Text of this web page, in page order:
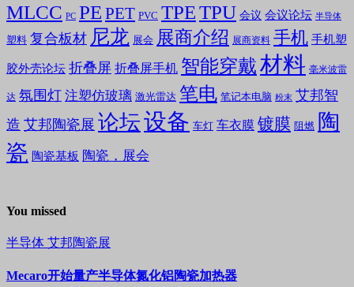
MLCC PC PE PET PVC TPETPU 会议 会议论坛 半导体
塑料 复合板材 尼龙 展会 展商介绍 展商资料 手机 手机塑
胶外壳论坛 折叠屏 折叠屏手机 智能穿戴材料 毫米波雷
达 氛围灯 注塑仿玻璃 激光雷达 笔电 笔记本电脑 粉末 艾邦智
造 艾邦陶瓷展 论坛设备 车灯 车衣膜 镀膜 阻燃 陶
瓷 陶瓷基板 陶瓷，展会
You missed
半导体 艾邦陶瓷展
Mecaro开始量产半导体氮化铝陶瓷加热器